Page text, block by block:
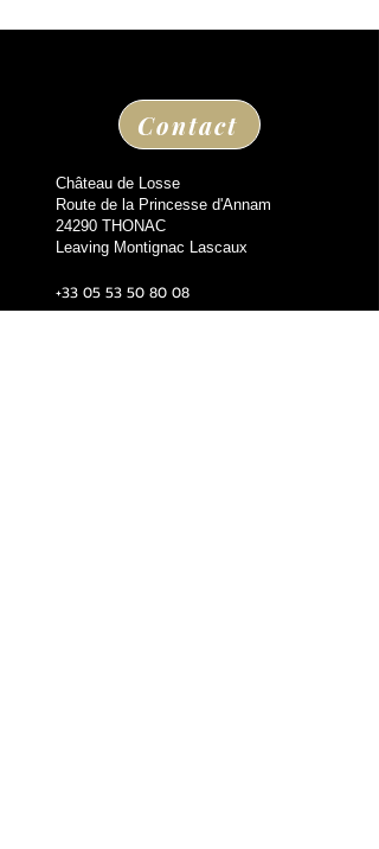
Contact
Château de Losse
Route de la Princesse d'Annam
24290 THONAC
Leaving Montignac Lascaux
+33 05 53 50 80 08